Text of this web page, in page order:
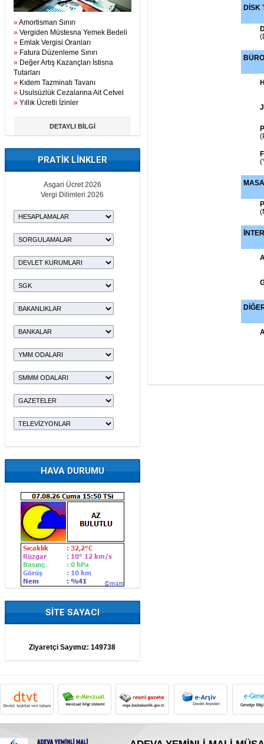
»Amortisman Sınırı
» Vergiden Müstesna Yemek Bedeli
» Emlak Vergisi Oranları
» Fatura Düzenleme Sınırı
» Değer Artış Kazançları İstisna
Tutarları
» Kıdem Tazminatı Tavanı
» Usulsüzlük Cezalarına Ait Cetvel
» Yıllık Ücretli İzinler
DETAYLI BİLGİ
PRATİK LİNKLER
Asgari Ücret 2026
Vergi Dilimleri 2026
HAVA DURUMU
SİTE SAYACI
Ziyaretçi Sayımız:149738
DİSK
BÜRO